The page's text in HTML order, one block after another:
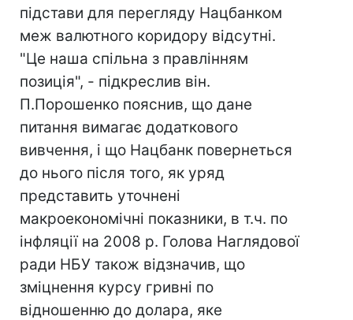
підстави для перегляду Нацбанком
меж валютного коридору відсутні.
"Це наша спільна з правлінням
позиція", - підкреслив він.
П.Порошенко пояснив, що дане
питання вимагає додаткового
вивчення, і що Нацбанк повернеться
до нього після того, як уряд
представить уточнені
макроекономічні показники, в т.ч. по
інфляції на 2008 р. Голова Наглядової
ради НБУ також відзначив, що
зміцнення курсу гривні по
відношенню до долара, яке